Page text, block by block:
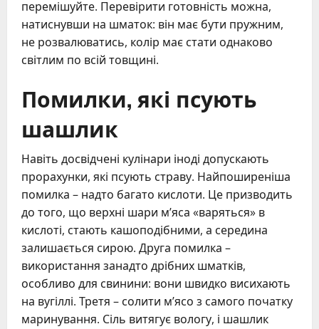
перемішуйте. Перевірити готовність можна,
натиснувши на шматок: він має бути пружним,
не розвалюватись, колір має стати однаково
світлим по всій товщині.
Помилки, які псують
шашлик
Навіть досвідчені кулінари іноді допускають
прорахунки, які псують страву. Найпоширеніша
помилка – надто багато кислоти. Це призводить
до того, що верхні шари м’яса «варяться» в
кислоті, стають кашоподібними, а середина
залишається сирою. Друга помилка –
використання занадто дрібних шматків,
особливо для свинини: вони швидко висихають
на вугіллі. Третя – солити м’ясо з самого початку
маринування. Сіль витягує вологу, і шашлик